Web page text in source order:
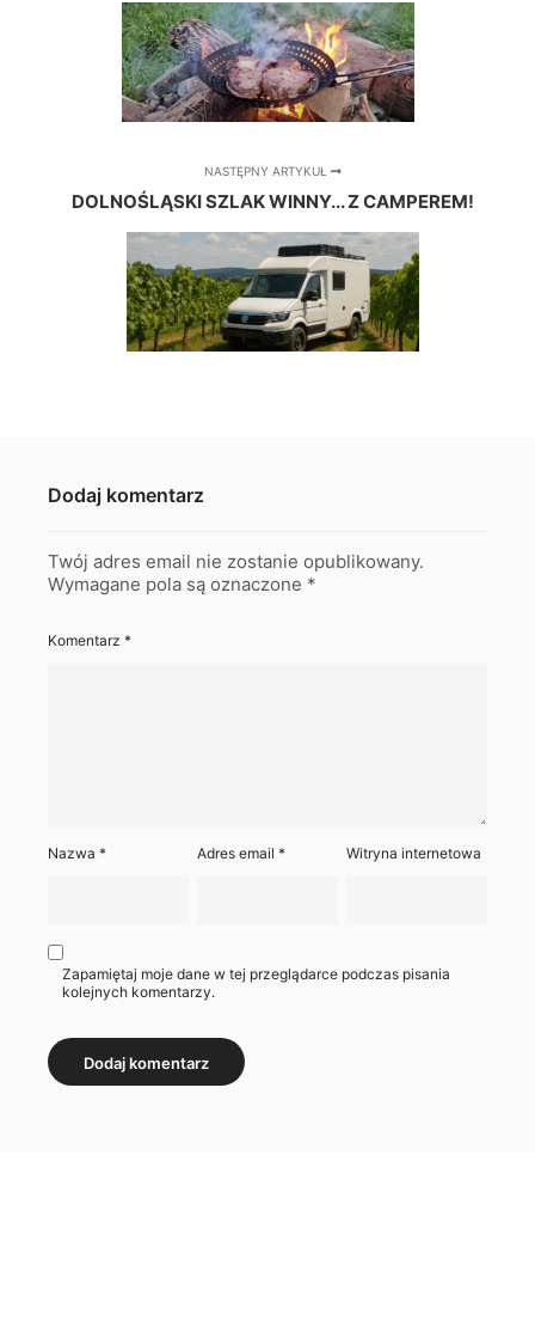
NASTĘPNY ARTYKUŁ
DOLNOŚLĄSKI SZLAK WINNY... Z CAMPEREM!
Dodaj komentarz
Twój adres email nie zostanie opublikowany.
Wymagane pola są oznaczone *
Komentarz *
Nazwa * Adres email* Witryna internetowa
Zapamiętaj moje dane w tej przeglądarce podczas pisania
kolejnych komentarzy.